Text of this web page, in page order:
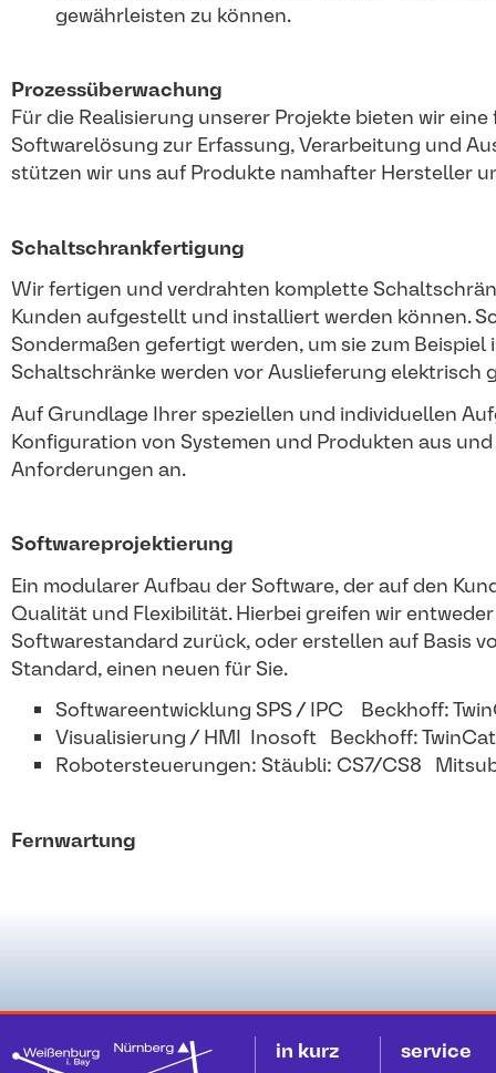
gewährleisten zu können.
Prozessüberwachung
Für die Realisierung unserer Projekte bieten wir
Softwarelösung zur Erfassung, Verarbeitung und
stützen wir uns auf Produkte namhafter Hersteller
Schaltschrankfertigung
Wir fertigen und verdrahten komplette
Kunden aufgestellt und installiert werden können.
Sondermaßen gefertigt werden, um sie zum
Schaltschränke werden vor Auslieferung
Auf Grundlage Ihrer speziellen und individuellen
Konfiguration von Systemen und Produkten aus
Anforderungen an.
Softwareprojektierung
Ein modularer Aufbau der Software, der auf den
Qualität und Flexibilität. Hierbei greifen wir
Softwarestandard zurück, oder erstellen auf Basis
Standard, einen neuen für Sie.
Softwareentwicklung SPS / IPC Beckhoff:
Visualisierung / HMI Inosoft Beckhoff:
Robotersteuerungen: Stäubli: CS7/CS8
Fernwartung
in kurz service